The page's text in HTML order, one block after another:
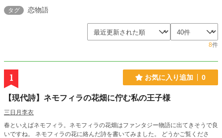
タグ 恋物語
8件
1 お気に入り追加 0
【現代詩】ネモフィラの花畑に佇む私の王子様
三日月李衣
春といえばネモフィラ。ネモフィラの花畑はファンタジー物語に出てきそうで良
いですね。 ネモフィラの花に絡んだ詩を書いてみました。 どうかご覧くださ